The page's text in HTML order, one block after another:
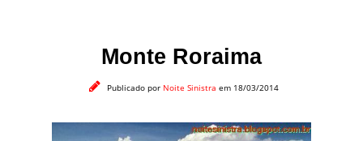
Monte Roraima
Publicado por Noite Sinistra em 18/03/2014